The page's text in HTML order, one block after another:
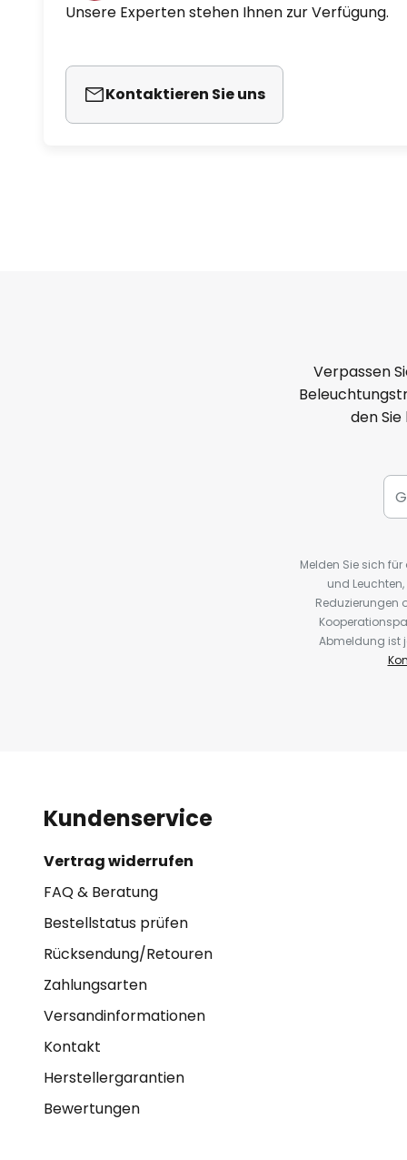
Unsere Experten stehen Ihnen zur Verfügung.
Kontaktieren Sie uns
Verpassen
den
Melden Sie sich
und
Reduzierungen
Abmeldung ist
Kundenservice
Vertrag widerrufen
FAQ & Beratung
Bestellstatus prüfen
Rücksendung/Retouren
Zahlungsarten
Versandinformationen
Kontakt
Herstellergarantien
Bewertungen